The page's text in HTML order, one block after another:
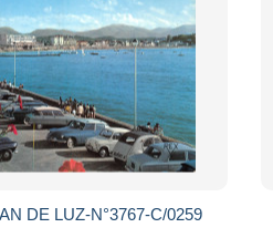
DE LUZ-N°3767-C/0259